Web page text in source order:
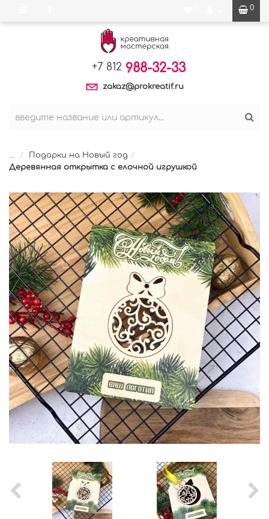
0
+7 812 988-32-33
zakaz@prokreatif.ru
...
Подарки на Новый год
Деревянная открытка с елочной игрушкой